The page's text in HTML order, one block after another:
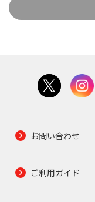
お問い合わせ
ご利用ガイド